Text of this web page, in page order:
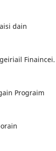
dain
Finaincei.
Prograim